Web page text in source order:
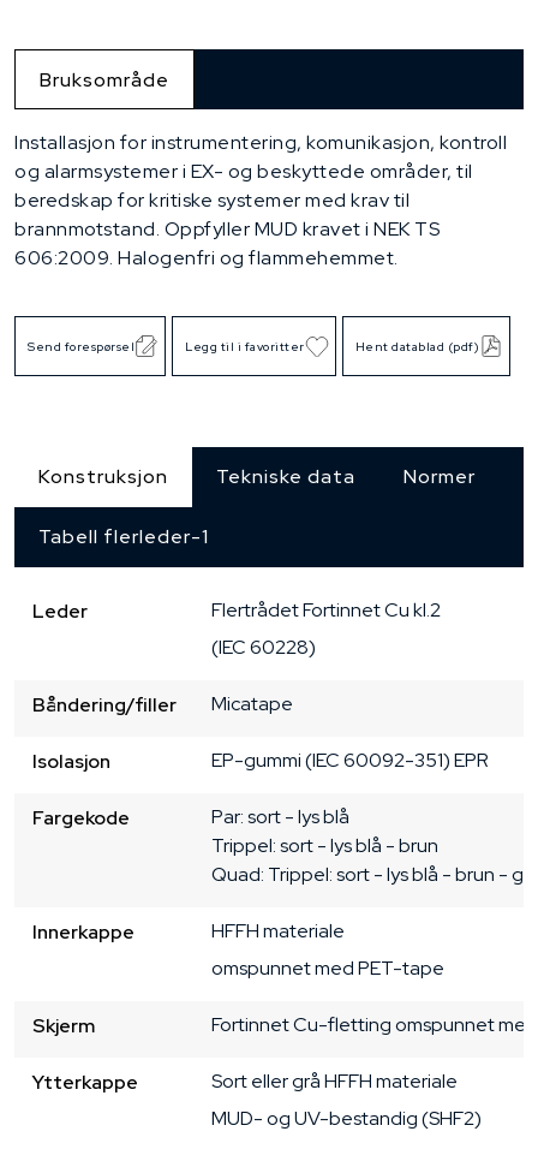
Bruksområde
Installasjon for instrumentering, komunikasjon, kontroll
og alarmsystemer i EX- og beskyttede områder, til
beredskap for kritiske systemer med krav til
brannmotstand. Oppfyller MUD kravet i NEK TS
606:2009. Halogenfri og flammehemmet.
Send forespørsel Legg til i favoritter Hent datablad (pdf)
Konstruksjon Tekniske data Normer
Tabell flerleder-1
Leder FlertrådetFortinnet Cukl.2
(IEC 60228)
Båndering/filler Micatape
Isolasjon EP-gummi (IEC 60092-351) EPR
Fargekode
Par: sort - lys blå
Trippel: sort - lys blå - brun
Quad: Trippel: sort - lys blå - brun -
Innerkappe
HFFH materiale
omspunnet med PET-tape
Skjerm Fortinnet Cu-fletting omspunnet
Ytterkappe Sort eller gråHFFH materiale
MUD- og UV-bestandig (SHF2)